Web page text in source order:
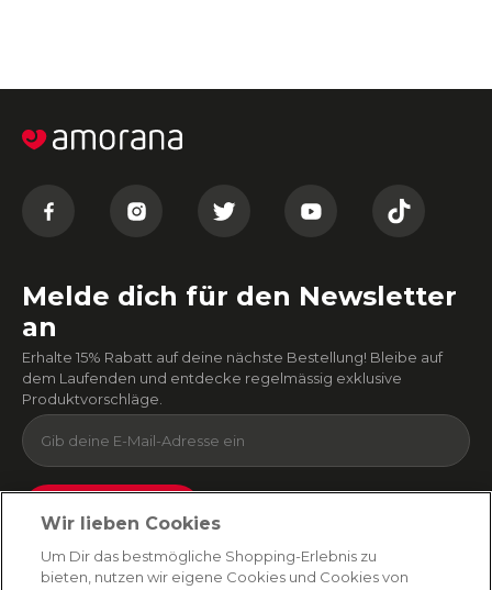
Melde dich für den Newsletter
an
Erhalte 15% Rabatt auf deine nächste Bestellung! Bleibe auf
dem Laufenden und entdecke regelmässig exklusive
Produktvorschläge.
Absenden
Du kannst dich jederzeit von unserem Newsletter abmelden. Indem du fortfährst, stimmst
du unseren E-Mail-Bedingungenund Datenschutzbestimmungen zu
Wir lieben Cookies
Um Dir das bestmögliche Shopping-Erlebnis zu
bieten, nutzen wir eigene Cookies und Cookies von